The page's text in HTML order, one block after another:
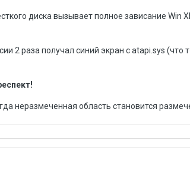
диска вызывает полное зависание Win
2 раза получал синий экран с atapi.sys (что
неразмеченная область становится